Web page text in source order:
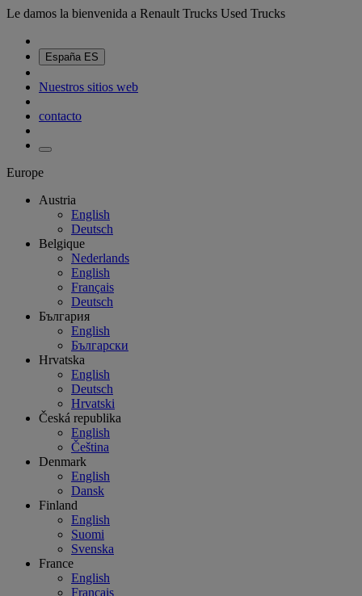
Le damos la bienvenida a Renault Trucks Used Trucks
España ES
Nuestros sitios web
contacto
Europe
Austria
English
Deutsch
Belgique
Nederlands
English
Français
Deutsch
България
English
Български
Hrvatska
English
Deutsch
Hrvatski
Česká republika
English
Čeština
Denmark
English
Dansk
Finland
English
Suomi
Svenska
France
English
Français